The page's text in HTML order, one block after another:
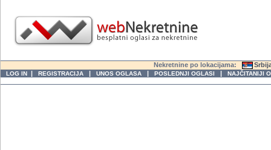
Nekretnine po lokacijama:
LOG IN | REGISTRACIJA | UNOS OGLASA | POSLEDNJI OGLASI | NAJČITANIJI